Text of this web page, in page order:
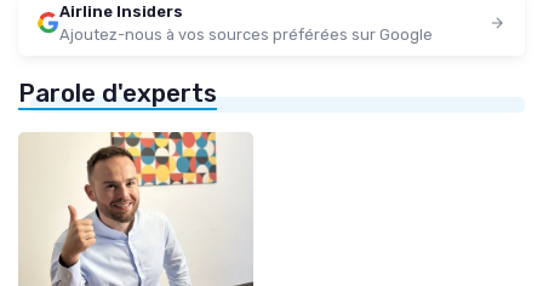
Airline Insiders
Ajoutez-nous à vos sources préférées sur Google
Parole d'experts